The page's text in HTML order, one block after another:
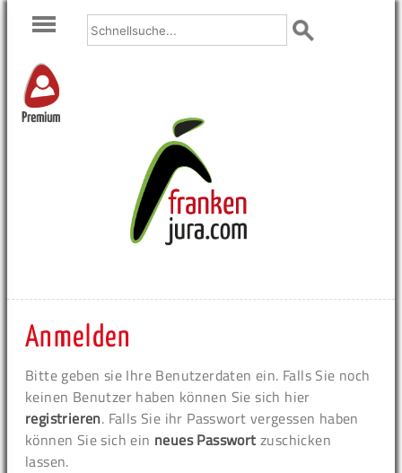
Premium
Anmelden
Bitte geben sie Ihre Benutzerdaten ein. Falls Sie noch
keinen Benutzer haben können Sie sich hier
registrieren. Falls Sie ihr Passwort vergessen haben
können Sie sich ein neues Passwort zuschicken
lassen.